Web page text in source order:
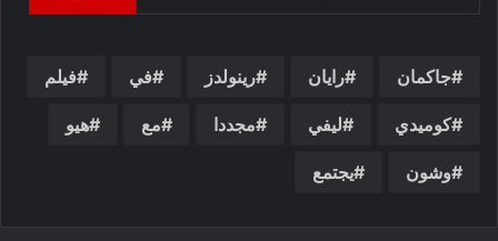
جاكمان رايان رينولدز في فيلم
كوميدي ليفي مجددا مع هيو
وشون يجتمع